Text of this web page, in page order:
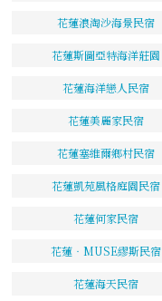
花蓮浪淘沙海景民宿
花蓮斯圖亞特海洋莊園
花蓮海洋戀人民宿
花蓮美麗家民宿
花蓮塞維爾鄉村民宿
花蓮凱苑風格庭園民宿
花蓮何家民宿
花蓮‧MUSE繆斯民宿
花蓮海天民宿